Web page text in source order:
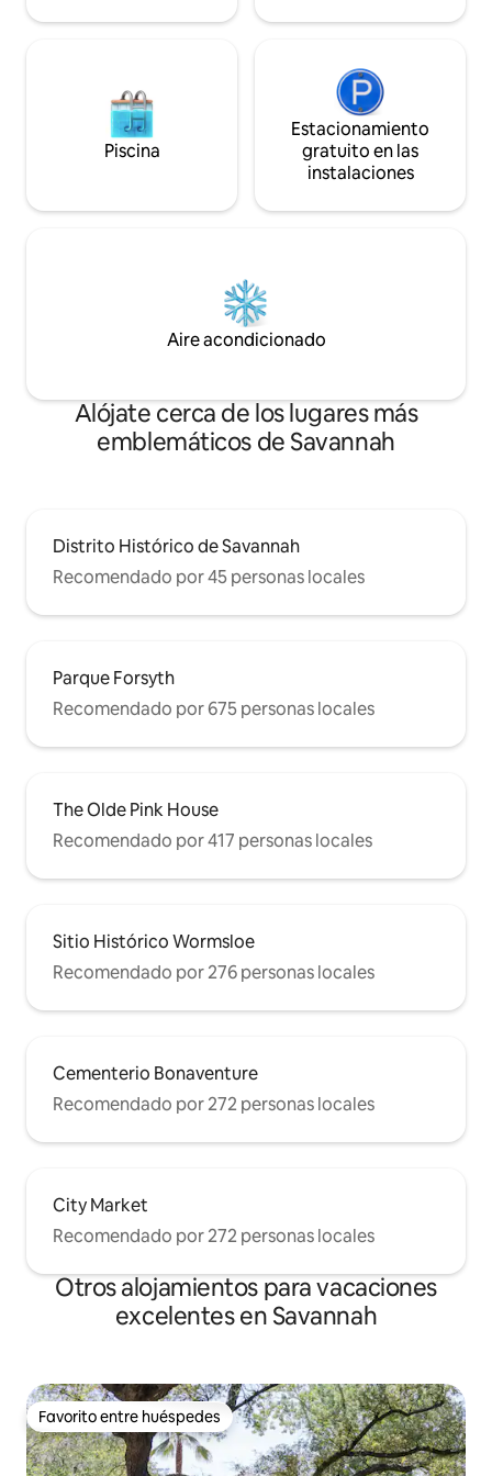
Piscina
Estacionamiento
gratuito en las
instalaciones
Aire acondicionado
Alójate cerca de los lugares más
emblemáticos de Savannah
Distrito Histórico de Savannah
Recomendado por 45 personas locales
Parque Forsyth
Recomendado por 675 personas locales
The Olde Pink House
Recomendado por 417 personas locales
Sitio Histórico Wormsloe
Recomendado por 276 personas locales
Cementerio Bonaventure
Recomendado por 272 personas locales
City Market
Recomendado por 272 personas locales
Otros alojamientos para vacaciones
excelentes en Savannah
Favorito entre huéspedes
Favorito entre huéspedes